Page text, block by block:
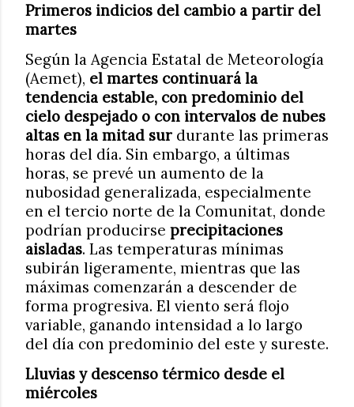
Primeros indicios del cambio a partir del
martes
Según la Agencia Estatal de Meteorología
(Aemet), el martes continuará la
tendencia estable, con predominio del
cielo despejado o con intervalos de nubes
altas en la mitad sur durante las primeras
horas del día. Sin embargo, a últimas
horas, se prevé un aumento de la
nubosidad generalizada, especialmente
en el tercio norte de la Comunitat, donde
podrían producirse precipitaciones
aisladas. Las temperaturas mínimas
subirán ligeramente, mientras que las
máximas comenzarán a descender de
forma progresiva. El viento será flojo
variable, ganando intensidad a lo largo
del día con predominio del este y sureste.
Lluvias y descenso térmico desde el
miércoles